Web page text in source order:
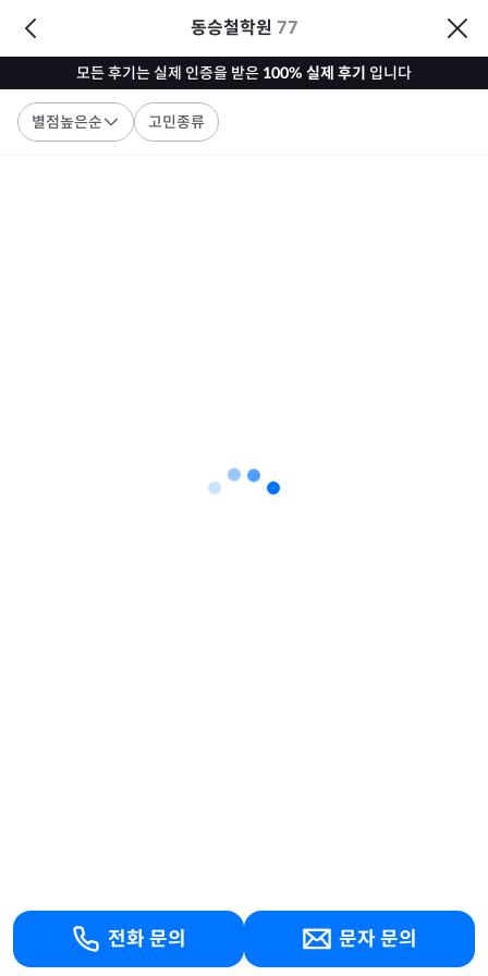
동승철학원 77
모든 후기는 실제 인증을 받은 100% 실제 후기 입니다
별점높은순 고민종류
전화 문의 문자 문의